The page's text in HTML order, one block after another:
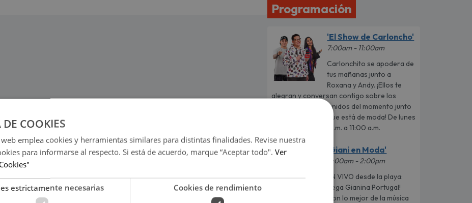
Programación
'El Show de Carloncho'
7:00am - 11:00am
Carlonchito se apodera de
tus mañanas junto a
Roxana y Andy. ¡Ellos te
alegran y conversan contigo sobre los
temas más entretenidos del momento junto
a la mejor música que está de moda! De lunes
a viernes de 7:00 a.m. a 11:00 a.m.
'Giani en Moda'
11:00am - 2:00pm
EN VIVO desde la playa:
¡llega Gianina Portugal!
Con lo mejor de la música
COOKIES
emplea cookies y herramientas similares para distintas finalidades. Revise nuestra
para informarse al respecto. Si está de acuerdo, marque “Aceptar todo". Ver
estrictamente necesarias Cookies de rendimiento